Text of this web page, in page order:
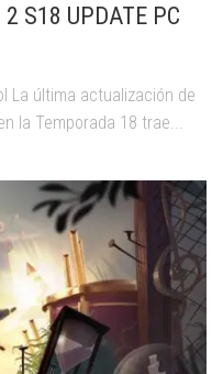
2 S18 UPDATE PC
La última actualización de
la Temporada 18 trae...